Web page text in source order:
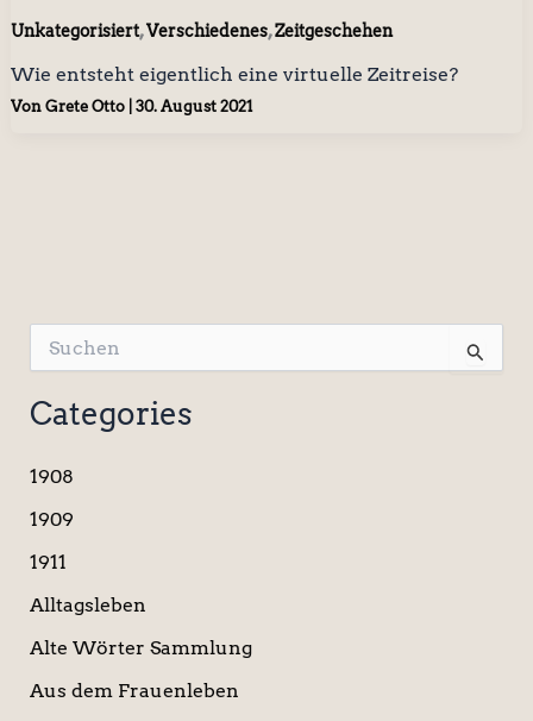
Unkategorisiert,Verschiedenes,Zeitgeschehen
Wie entsteht eigentlich eine virtuelle Zeitreise?
Von Grete Otto 30. August 2021
u
c
h
n
a
h
Categories
1908
1909
1911
Alltagsleben
Alte Wörter Sammlung
Aus dem Frauenleben